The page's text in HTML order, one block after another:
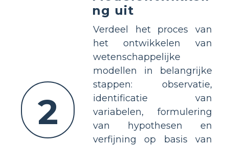
2
ng uit
Verdeel het proces van
het ontwikkelen van
wetenschappelijke
modellen in belangrijke
stappen: observatie,
identificatie van
variabelen, formulering
van hypothesen en
verfijning op basis van